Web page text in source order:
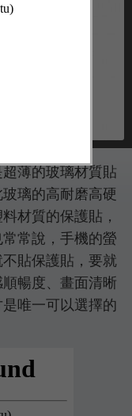
薄的玻璃材質貼
璃的高耐磨高硬
材質的保護貼，
常說，手機的螢
貼保護貼，要就
暢度、畫面清晰
唯一可以選擇的